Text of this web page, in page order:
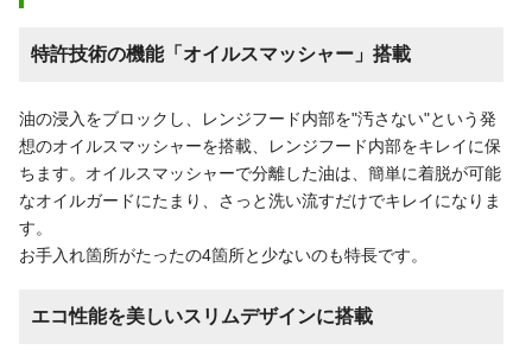
特許技術の機能「オイルスマッシャー」搭載
油の浸入をブロックし、レンジフード内部を"汚さない"という発
想のオイルスマッシャーを搭載、レンジフード内部をキレイに保
ちます。オイルスマッシャーで分離した油は、簡単に着脱が可能
なオイルガードにたまり、さっと洗い流すだけでキレイになりま
す。
お手入れ箇所がたったの4箇所と少ないのも特長です。
エコ性能を美しいスリムデザインに搭載